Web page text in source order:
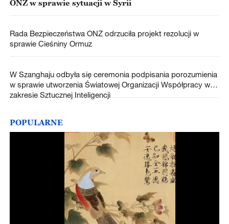
ONZ w sprawie sytuacji w Syrii
Rada Bezpieczeństwa ONZ odrzuciła projekt rezolucji w
sprawie Cieśniny Ormuz
W Szanghaju odbyła się ceremonia podpisania porozumienia
w sprawie utworzenia Światowej Organizacji Współpracy w
zakresie Sztucznej Inteligencji
POPULARNE